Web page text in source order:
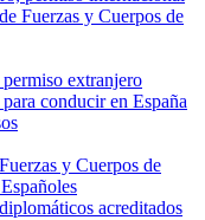
Fuerzas y Cuerpos de
extranjero
conducir en España
y Cuerpos de
acreditados